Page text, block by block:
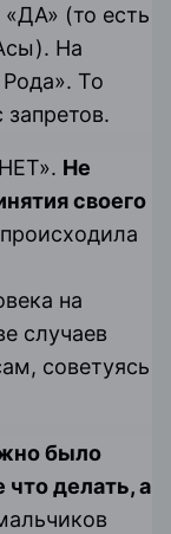
(то есть
На
То
Не
своего
на
случаев
советуясь
было
делать, а